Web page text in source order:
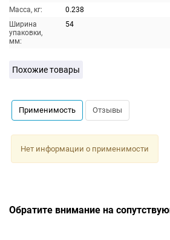
Масса, кг:
0.238
Ширина
упаковки,
мм:
54
Похожие товары
Применимость Отзывы
Нет информации о применимости
Обратите внимание на